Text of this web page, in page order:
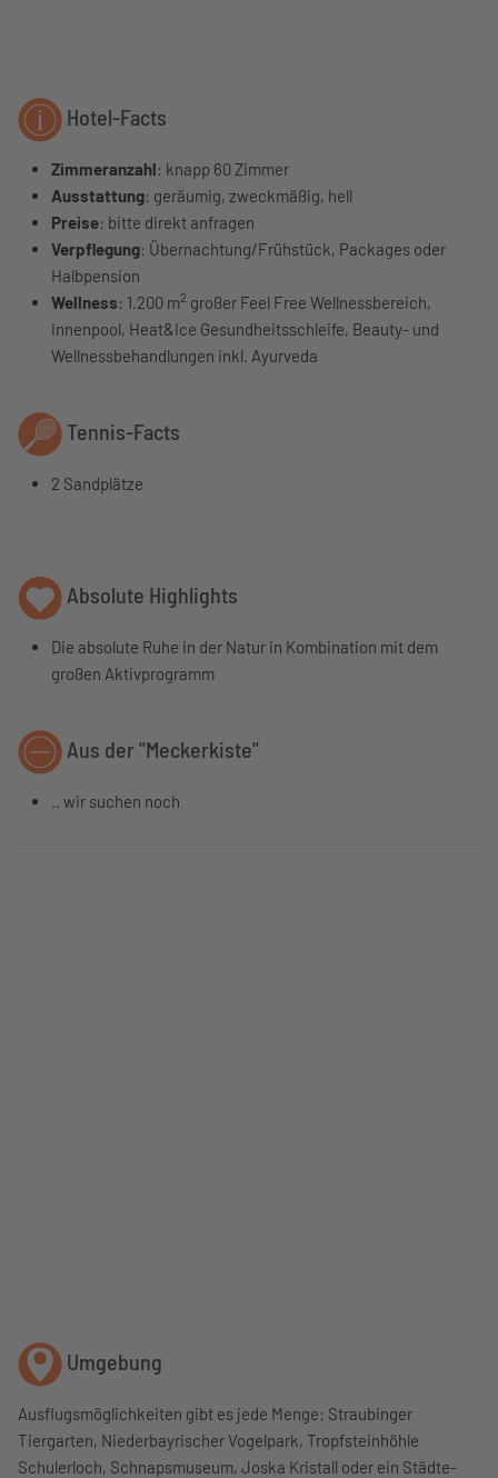
Hotel-Facts
Zimmeranzahl: knapp 60 Zimmer
Ausstattung: geräumig, zweckmäßig, hell
Preise: bitte direkt anfragen
Verpflegung: Übernachtung/Frühstück, Packages oder
Halbpension
Wellness: 1.200 m2 großer Feel Free Wellnessbereich,
Innenpool, Heat&Ice Gesundheitsschleife, Beauty- und
Wellnessbehandlungen inkl. Ayurveda
Tennis-Facts
2 Sandplätze
Absolute Highlights
Die absolute Ruhe in der Natur in Kombination mit dem
großen Aktivprogramm
Aus der "Meckerkiste"
.. wir suchen noch
Umgebung
Ausflugsmöglichkeiten gibt es jede Menge: Straubinger
Tiergarten, Niederbayrischer Vogelpark, Tropfsteinhöhle
Schulerloch, Schnapsmuseum, Joska Kristall oder ein Städte-